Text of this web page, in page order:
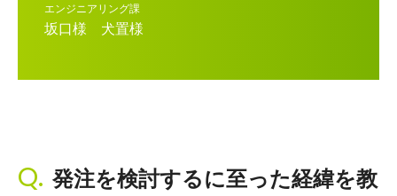
エンジニアリング課
坂口様 犬置様
発注を検討するに至った経緯を教